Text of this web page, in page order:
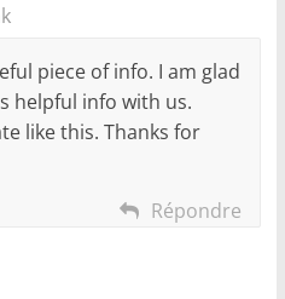
piece of info. I am glad
helpful info with us.
like this. Thanks for
Répondre